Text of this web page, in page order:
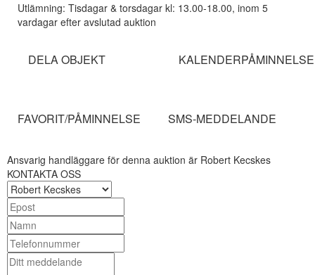
Utlämning: Tisdagar & torsdagar kl: 13.00-18.00, inom 5
vardagar efter avslutad auktion
DELA OBJEKT KALENDERPÅMINNELSE
FAVORIT/PÅMINNELSE SMS-MEDDELANDE
Ansvarig handläggare för denna auktion är Robert Kecskes
KONTAKTA OSS